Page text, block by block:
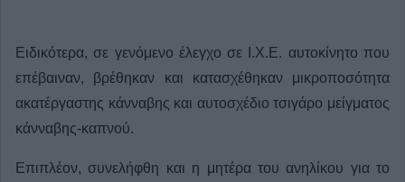
Ειδικότερα, σε γενόμενο έλεγχο σε Ι.Χ.Ε. αυτοκίνητο που
επέβαιναν, βρέθηκαν και κατασχέθηκαν μικροποσότητα
ακατέργαστης κάνναβης και αυτοσχέδιο τσιγάρο μείγματος
κάνναβης-καπνού.
Επιπλέον, συνελήφθη και η μητέρα του ανηλίκου για το